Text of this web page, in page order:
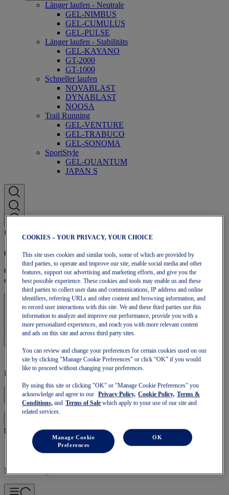
Länger laufen - Neutrale
GEL-NIMBUS
GEL-CUMULUS
GEL-PULSE
Länger laufen - Stabilitäts
GEL-KAYANO
GT-2000
GT-1000
Schneller laufen
NOVABLAST
DYNABLAST
NOOSA
Trail Running
GEL-VENTURE
GEL-TRABUCO
GEL-SONOMA
SportStyle
GEL-QUANTUM
JAPAN S
OneASICS™-Mitgliedschaft
Genieße kostenlosen Versand, kostenlose Rücksendungen,
exklusive Rabatte und mehr – mit den OneASICS™-Vorteilen.
Anmelden | Konto erstellen
Ihr Warenkorb ist leer
beginnen.
Mobile Navigation
COOKIES – YOUR PRIVACY, YOUR CHOICE
This site uses cookies and similar tools, some of which are provided by
third parties, to operate and improve our site, enable social media and other
features, support our advertising and marketing efforts, and give you the
best possible experience. These cookies and tools may enable us and these
third parties to collect user data and communications, IP address and online
identifiers, referring URLs and other content and browsing information, and
to record user interactions with this site. We and these third parties use this
information to analyze and improve our performance, provide you with a
more personalized experiences, and reach you with more relevant content
and ads on this site and across third party sites.
You can review and change your preferences for certain cookies used on our
site by clicking "Manage Cookie Preferences" or click “OK” if you would
like to proceed without changing your preferences.
By using this site or clicking "OK" or "Manage Cookie Preferences" you
acknowledge and agree to our
Privacy Policy, Cookie Policy, Terms &
Conditions, and Terms of Sale which apply to your use of our site and
related services.
Manage Cookie
Preferences
OK